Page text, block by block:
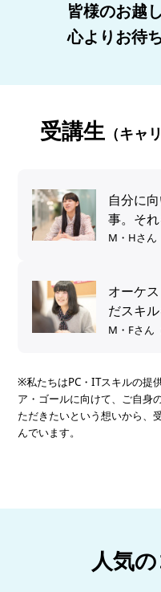
皆様のお越
心よりお待
受講生（キャ
自分に
事。そ
M・Hさん
オーケ
だスキ
へ。
M・Fさん
※私たちはPC・ITスキルの提
ア・ゴールに向けて、ご自身
ただきたいという想いから、
んでいます。
人気